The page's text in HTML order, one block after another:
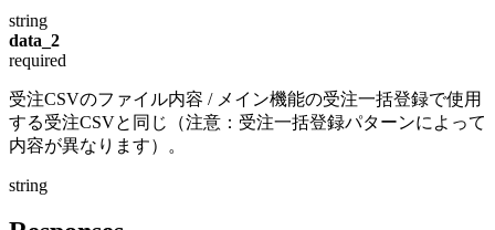
string
data_2
required
受注CSVのファイル内容 / メイン機能の受注一括登録で使用
する受注CSVと同じ（注意：受注一括登録パターンによって
内容が異なります）。
string